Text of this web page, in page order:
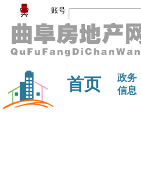
账号
首页
政务
信息